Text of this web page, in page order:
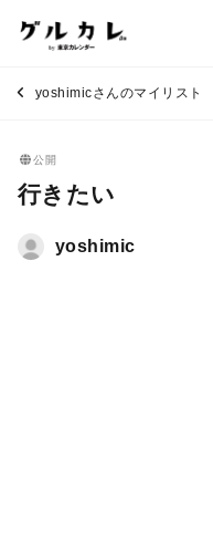
yoshimicさんのマイリスト
公開
行きたい
yoshimic